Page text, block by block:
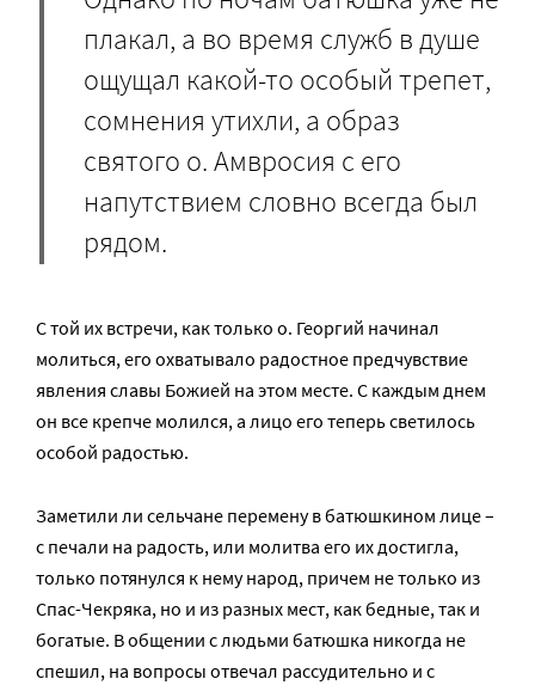
плакал, а во время служб в душе
ощущал какой-то особый трепет,
сомнения утихли, а образ
святого о. Амвросия с его
напутствием словно всегда был
рядом.
С той их встречи, как только о. Георгий начинал
молиться, его охватывало радостное предчувствие
явления славы Божией на этом месте. С каждым днем
он все крепче молился, а лицо его теперь светилось
особой радостью.
Заметили ли сельчане перемену в батюшкином лице –
с печали на радость, или молитва его их достигла,
только потянулся к нему народ, причем не только из
Спас-Чекряка, но и из разных мест, как бедные, так и
богатые. В общении с людьми батюшка никогда не
спешил, на вопросы отвечал рассудительно и с